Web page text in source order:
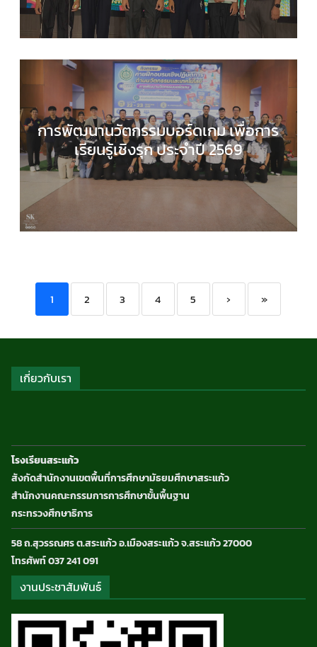
การพัฒนานวัตกรรมบอร์ดเกม เพื่อการ
เรียนรู้เชิงรุก ประจำปี 2569
COMPUTER SCIENCE, กลุ่มสาระการเรียนรู้วิทยาศา
ละเทคโนโลยี
กิจกรรมนักเรียน
1 2 3 4 5 › »
เกี่ยวกับเรา
โรงเรียนสระแก้ว
สังกัดสำนักงานเขตพื้นที่การศึกษามัธยมศึกษาสระแก้ว
สำนักงานคณะกรรมการการศึกษาขั้นพื้นฐาน
กระทรวงศึกษาธิการ
58 ถ.สุวรรณศร ต.สระแก้ว อ.เมืองสระแก้ว จ.สระแก้ว 27000
โทรศัพท์ 037 241 091
งานประชาสัมพันธ์